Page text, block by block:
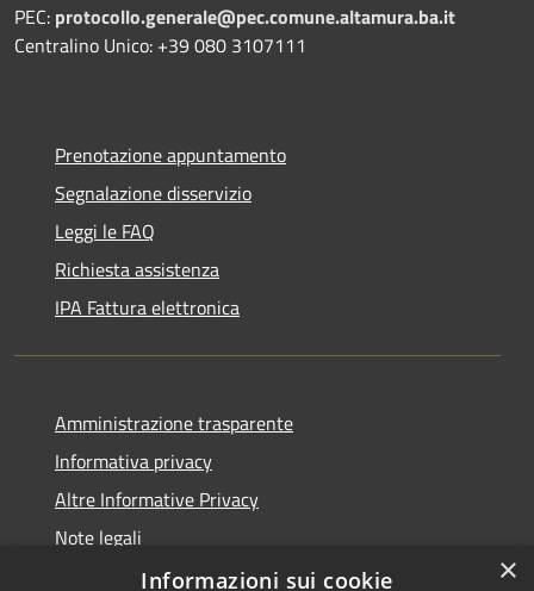
PEC: protocollo.generale@pec.comune.altamura.ba.it
Centralino Unico: +39 080 3107111
Prenotazione appuntamento
Segnalazione disservizio
Leggi le FAQ
Richiesta assistenza
IPA Fattura elettronica
Amministrazione trasparente
Informativa privacy
Altre Informative Privacy
Note legali
Dichiarazione di accessibilità
×
Informazioni sui cookie